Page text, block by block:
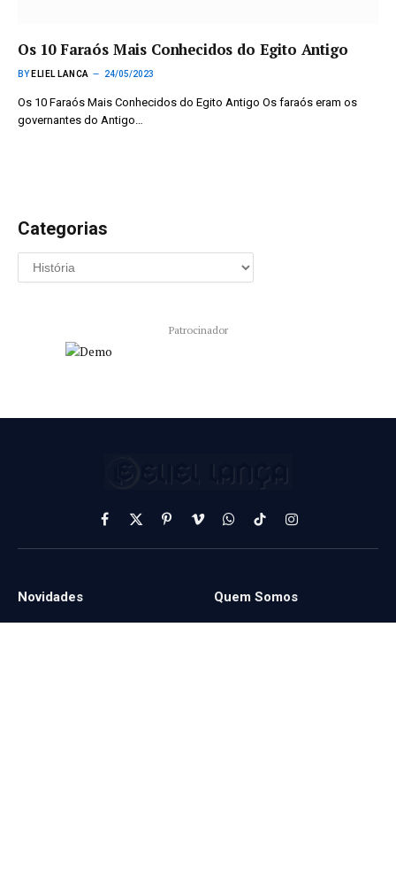
Os 10 Faraós Mais Conhecidos do Egito Antigo
BY ELIEL LANCA 24/05/2023
Os 10 Faraós Mais Conhecidos do Egito Antigo Os faraós eram os
governantes do Antigo…
Categorias
Patrocinador
Facebook
X
(Twitter)
PinterestVimeoWhatsApp
TikTokInstagram
Novidades Quem Somos